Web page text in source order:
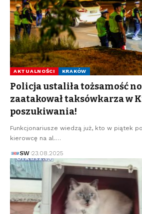
AKTUALNOŚCI KRAKÓW
Policja ustaliła tożsamość
zaatakował taksówkarza w
poszukiwania!
Funkcjonariusze wiedzą już, kto w piątek
kierowcę na al.…
SW 23.08.2025